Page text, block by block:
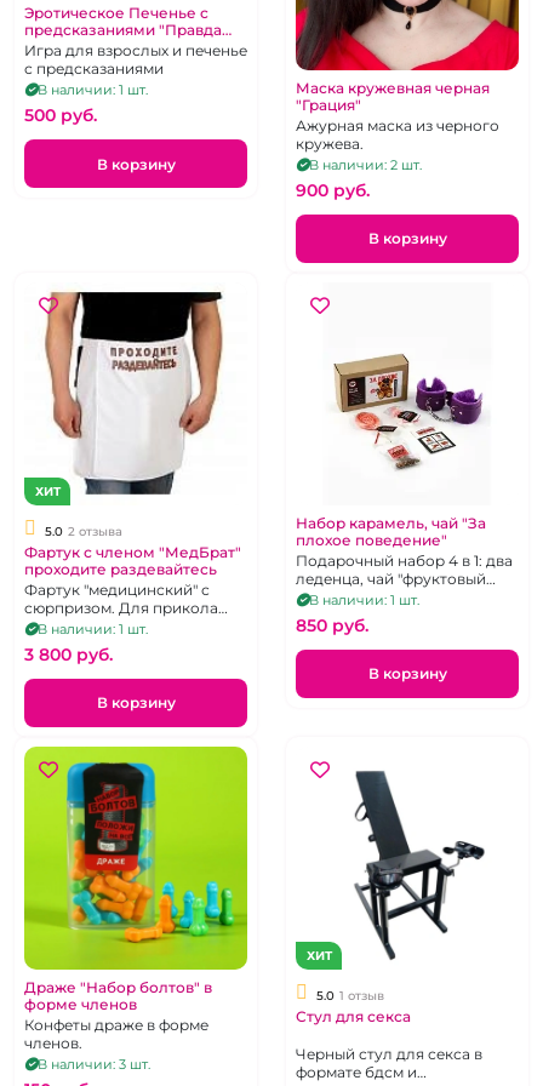
Эротическое Печенье с
предсказаниями "Правда
или действие"
Игра для взрослых и печенье
с предсказаниями
В наличии: 1 шт.
500 pуб.
В корзину
Маска кружевная черная
"Грация"
Ажурная маска из черного
кружева.
В наличии: 2 шт.
900 pуб.
В корзину
ХИТ
5.0 2 отзыва
Фартук с членом "МедБрат"
проходите раздевайтесь
Фартук "медицинский" с
сюрпризом. Для прикола
над друзьями
В наличии: 1 шт.
3 800 pуб.
В корзину
Набор карамель, чай "За
плохое поведение"
Подарочный набор 4 в 1: два
леденца, чай "фруктовый
микс", наручники
фиолетового цвета.
В наличии: 1 шт.
850 pуб.
В корзину
Драже "Набор болтов" в
форме членов
Конфеты драже в форме
членов.
В наличии: 3 шт.
ХИТ
5.0 1 отзыв
Стул для секса
Черный стул для секса в
формате бдсм и